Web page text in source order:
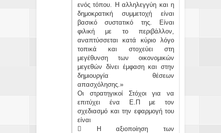
ενός τόπου. Η αλληλεγγύη και η
δημοκρατική συμμετοχή είναι
βασικό συστατικό της. Είναι
φιλική με το περιβάλλον,
αναπτύσσεται κατά κύριο λόγο
τοπικά και στοχεύει στη
μεγέθυνση των οικονομικών
μεγεθών δίνει έμφαση και στην
δημιουργία θέσεων
απασχόλησης.»
Οι στρατηγικοί Στόχοι για να
επιτύχει ένα Ε.Π με τον
σχεδιασμό και την εφαρμογή του
είναι
 Η αξιοποίηση των